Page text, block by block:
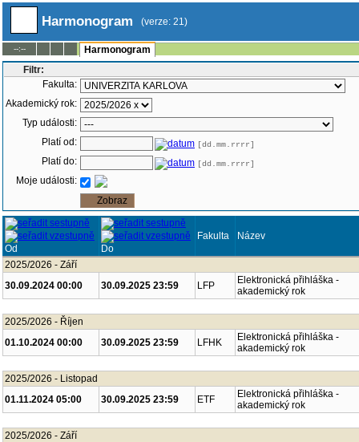
Harmonogram (verze: 21)
--:--
Harmonogram
Filtr:
Fakulta:
Akademický rok:
Typ události:
Platí od:
[dd.mm.rrrr]
Platí do: [dd.mm.rrrr]
Moje události:
Od Do
Fakulta Název
2025/2026 - Září
30.09.2024 00:00
30.09.2025 23:59 LFP
Elektronická přihláška -
akademický rok
2025/2026 - Říjen
01.10.2024 00:00
30.09.2025 23:59 LFHK
Elektronická přihláška -
akademický rok
2025/2026 - Listopad
01.11.2024 05:00
30.09.2025 23:59 ETF
Elektronická přihláška -
akademický rok
2025/2026 - Září